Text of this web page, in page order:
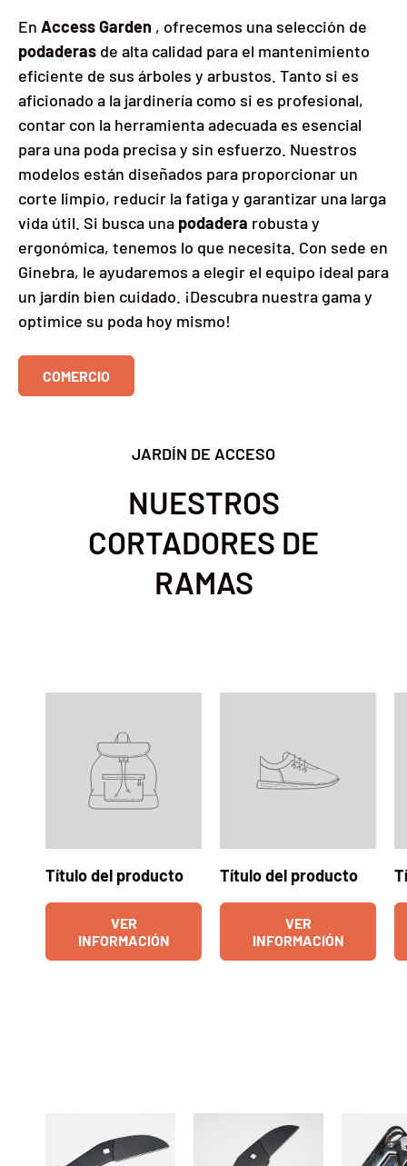
En Access Garden , ofrecemos una selección de
podaderas de alta calidad para el mantenimiento
eficiente de sus árboles y arbustos. Tanto si es
aficionado a la jardinería como si es profesional,
contar con la herramienta adecuada es esencial
para una poda precisa y sin esfuerzo. Nuestros
modelos están diseñados para proporcionar un
corte limpio, reducir la fatiga y garantizar una larga
vida útil. Si busca una podadera robusta y
ergonómica, tenemos lo que necesita. Con sede en
Ginebra, le ayudaremos a elegir el equipo ideal para
un jardín bien cuidado. ¡Descubra nuestra gama y
optimice su poda hoy mismo!
COMERCIO
JARDÍN DE ACCESO
NUESTROS
CORTADORES DE
RAMAS
Título del producto
VER
INFORMACIÓN
Título del producto
VER
INFORMACIÓN